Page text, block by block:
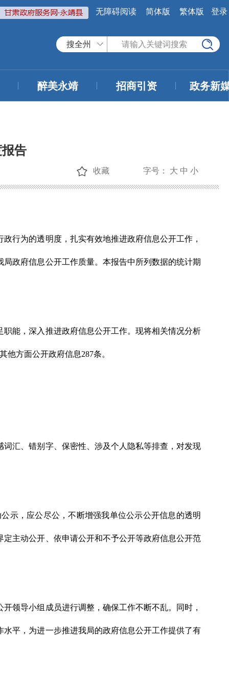
无障碍阅读 简体版 繁体版 登录
搜全州
醉美永靖 招商引资 政务新
告
字号： 大 中 小
收藏
行为的透明度，扎实有效地推进政府信息公开工作，
政府信息公开工作质量。本报告中所列数据的统计期
能，深入推进政府信息公开工作。现将相关情况分析
他方面公开政府信息287条。
汇、错别字、保密性、涉及个人隐私等排查，对发现
示，应公尽公，不断增强我单位公示公开信息的透明
主动公开、依申请公开和不予公开等政府信息公开范
领导小组成员进行调整，确保工作不断不乱。同时，
平，为进一步推进我局的政府信息公开工作提供了有